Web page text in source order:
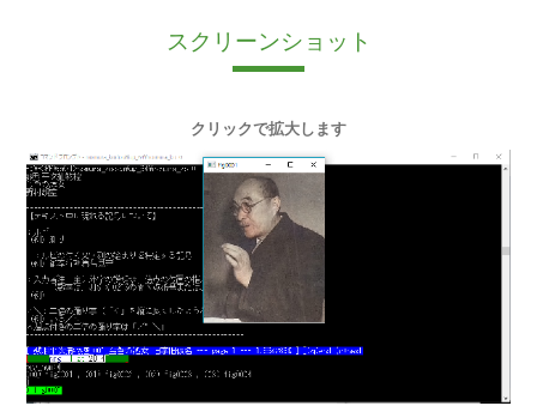
スクリーンショット
クリックで拡大します